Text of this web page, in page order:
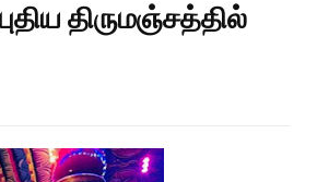
திருமஞ்சத்தில்